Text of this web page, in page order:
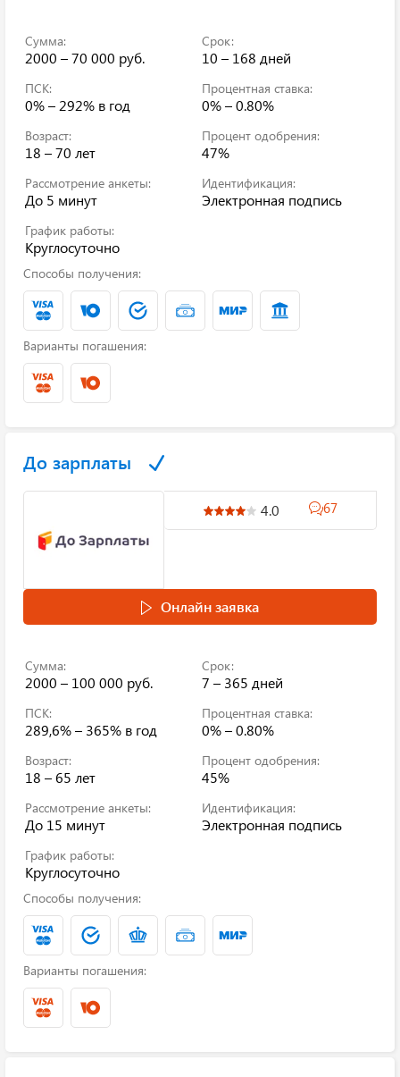
Сумма:
2000 – 70 000 руб.
Срок:
10 – 168 дней
ПСК:
0% – 292% в год
Процентная ставка:
0% – 0.80%
Возраст:
18 – 70 лет
Процент одобрения:
47%
Рассмотрение анкеты:
До 5 минут
Идентификация:
Электронная подпись
График работы:
Круглосуточно
Способы получения:
Варианты погашения:
До зарплаты
4.0 67
Онлайн заявка
Сумма:
2000 – 100 000 руб.
Срок:
7 – 365 дней
ПСК:
289,6% – 365% в год
Процентная ставка:
0% – 0.80%
Возраст:
18 – 65 лет
Процент одобрения:
45%
Рассмотрение анкеты:
До 15 минут
Идентификация:
Электронная подпись
График работы:
Круглосуточно
Способы получения:
Варианты погашения: